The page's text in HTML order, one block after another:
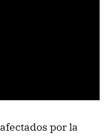
afectados por la